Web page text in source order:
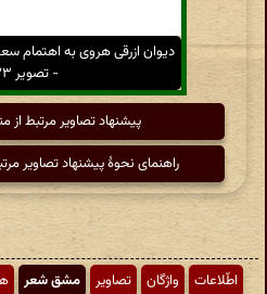
دیوان ازرقی هروی به اهتمام
- تصویر ۱۲۳
پیشنهاد تصاویر مرتبط از
راهنمای نحوهٔ پیشنهاد تصاویر
اطّلاعات واژگان تصاویر مشق شعر